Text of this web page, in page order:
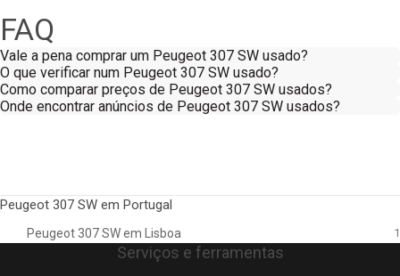
FAQ
Vale a pena comprar um Peugeot 307 SW usado?
O que verificar num Peugeot 307 SW usado?
Como comparar preços de Peugeot 307 SW usados?
Onde encontrar anúncios de Peugeot 307 SW usados?
Peugeot 307 SW em Portugal
Peugeot 307 SW em Lisboa 1
Serviços e ferramentas